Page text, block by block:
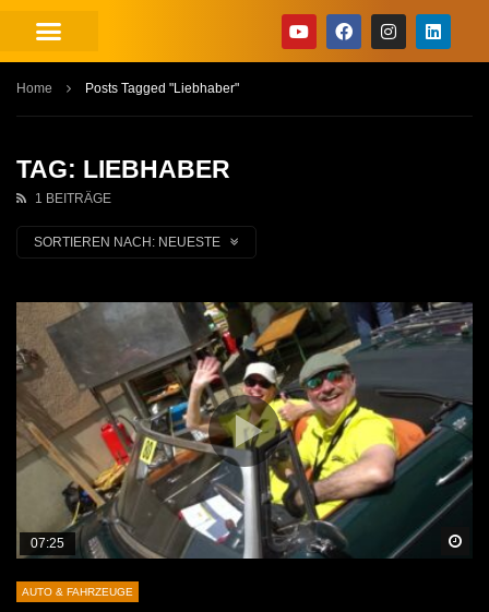
Home Posts Tagged "Liebhaber"
TAG: LIEBHABER
1 BEITRÄGE
SORTIEREN NACH: NEUESTE
07:25
AUTO & FAHRZEUGE